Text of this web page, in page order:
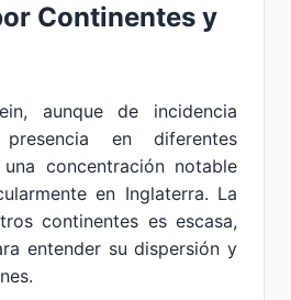
Continentes y
aunque de incidencia
en diferentes
concentración notable
en Inglaterra. La
continentes es escasa,
entender su dispersión y